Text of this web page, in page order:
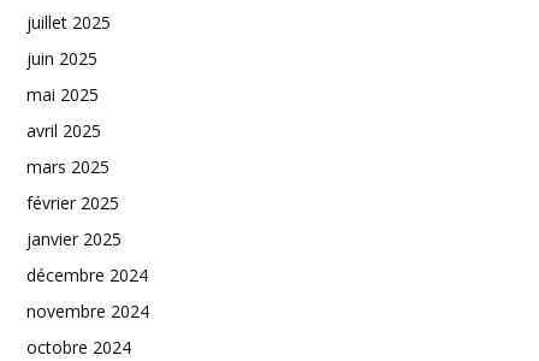
juillet 2025
juin 2025
mai 2025
avril 2025
mars 2025
février 2025
janvier 2025
décembre 2024
novembre 2024
octobre 2024